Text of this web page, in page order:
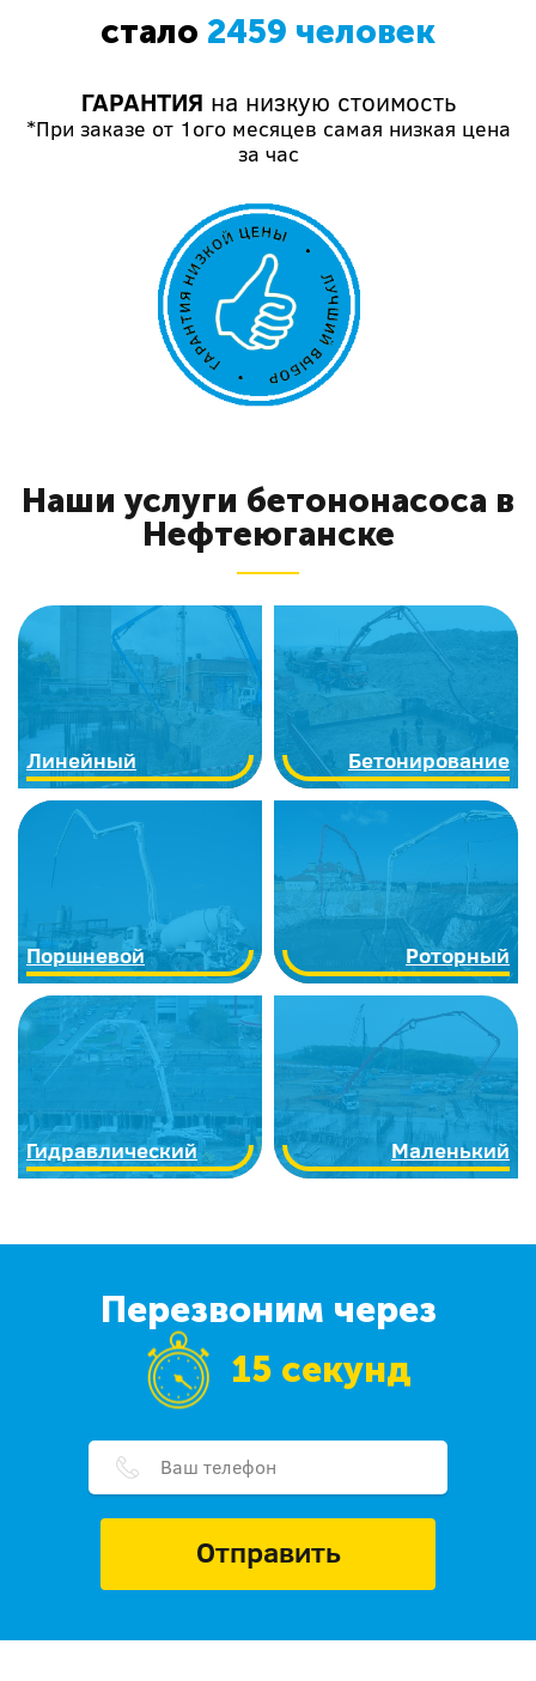
стало 2459 человек
ГАРАНТИЯ на низкую стоимость
*При заказе от 1ого месяцев самая низкая цена
за час
Наши услуги бетононасоса в
Нефтеюганске
Линейный Бетонирование
Поршневой Роторный
Гидравлический Маленький
Перезвоним через
15 секунд
Отправить